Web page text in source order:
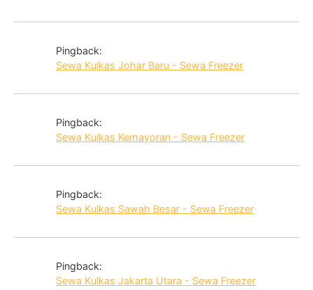
Pingback:
Sewa Kulkas Johar Baru - Sewa Freezer
Pingback:
Sewa Kulkas Kemayoran - Sewa Freezer
Pingback:
Sewa Kulkas Sawah Besar - Sewa Freezer
Pingback:
Sewa Kulkas Jakarta Utara - Sewa Freezer